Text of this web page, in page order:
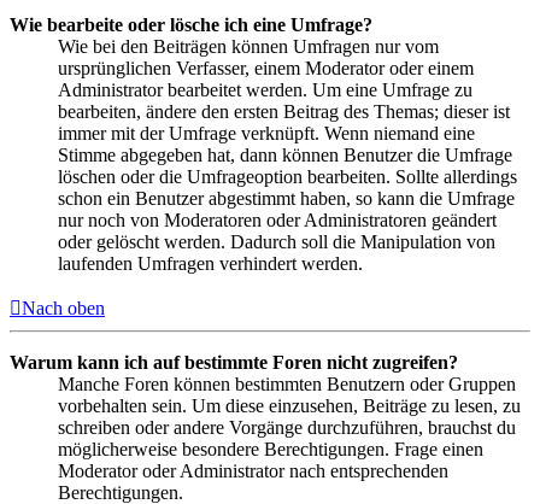
Wie bearbeite oder lösche ich eine Umfrage?
Wie bei den Beiträgen können Umfragen nur vom
ursprünglichen Verfasser, einem Moderator oder einem
Administrator bearbeitet werden. Um eine Umfrage zu
bearbeiten, ändere den ersten Beitrag des Themas; dieser ist
immer mit der Umfrage verknüpft. Wenn niemand eine
Stimme abgegeben hat, dann können Benutzer die Umfrage
löschen oder die Umfrageoption bearbeiten. Sollte allerdings
schon ein Benutzer abgestimmt haben, so kann die Umfrage
nur noch von Moderatoren oder Administratoren geändert
oder gelöscht werden. Dadurch soll die Manipulation von
laufenden Umfragen verhindert werden.
Nach oben
Warum kann ich auf bestimmte Foren nicht zugreifen?
Manche Foren können bestimmten Benutzern oder Gruppen
vorbehalten sein. Um diese einzusehen, Beiträge zu lesen, zu
schreiben oder andere Vorgänge durchzuführen, brauchst du
möglicherweise besondere Berechtigungen. Frage einen
Moderator oder Administrator nach entsprechenden
Berechtigungen.